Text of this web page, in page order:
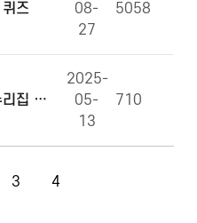
즈
08-
27
5058
🍀국가건강정보포털 누리집 만족도 조사에 참여해주세요!🍀
2025-
05-
13
710
3 4